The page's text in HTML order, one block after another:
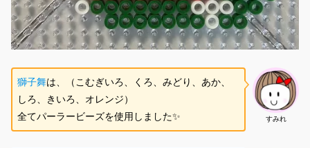
すみれ
獅子舞は、（こむぎいろ、くろ、みどり、あか、
しろ、きいろ、オレンジ）
全てパーラービーズを使用しました✨